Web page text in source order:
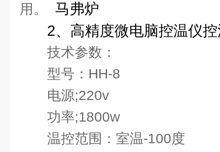
用。
马弗炉
2、高精度微电脑控温仪
技术参数：
型号：HH-8
电源;220v
功率;1800w
温控范围：室温-100度